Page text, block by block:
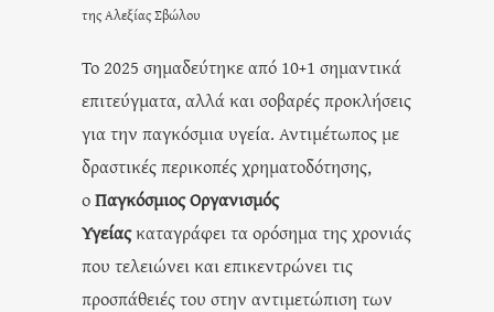
της Αλεξίας Σβώλου
Το 2025 σημαδεύτηκε από 10+1 σημαντικά
επιτεύγματα, αλλά και σοβαρές προκλήσεις
για την παγκόσμια υγεία. Αντιμέτωπος με
δραστικές περικοπές χρηματοδότησης,
οΠαγκόσμιος Οργανισμός
Υγείαςκαταγράφει τα ορόσημα της χρονιάς
που τελειώνει και επικεντρώνει τις
προσπάθειές του στην αντιμετώπιση των